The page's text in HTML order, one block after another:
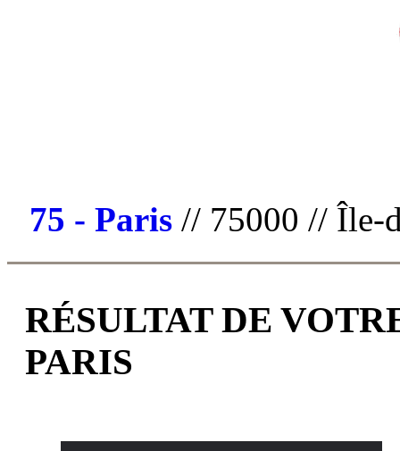
75 - Paris // 75000 // Île-
RÉSULTAT DE
PARIS